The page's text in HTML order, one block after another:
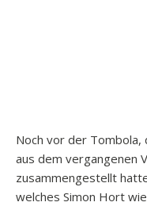
Noch vor der Tombola,
aus dem vergangenen
zusammengestellt
welches Simon Hort